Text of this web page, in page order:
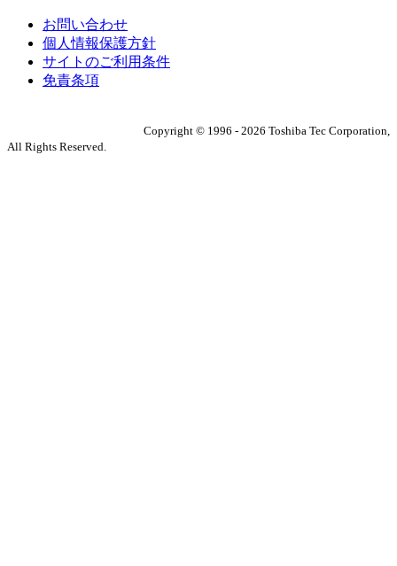
お問い合わせ
個人情報保護方針
サイトのご利用条件
免責条項
Copyright © 1996 - 2026 Toshiba Tec Corporation,
All Rights Reserved.